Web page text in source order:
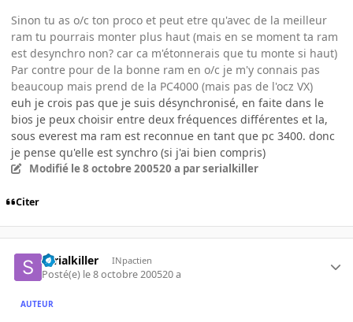
Sinon tu as o/c ton proco et peut etre qu'avec de la meilleur
ram tu pourrais monter plus haut (mais en se moment ta ram
est desynchro non? car ca m'étonnerais que tu monte si haut)
Par contre pour de la bonne ram en o/c je m'y connais pas
beaucoup mais prend de la PC4000 (mais pas de l'ocz VX)
euh je crois pas que je suis désynchronisé, en faite dans le
bios je peux choisir entre deux fréquences différentes et la,
sous everest ma ram est reconnue en tant que pc 3400. donc
je pense qu'elle est synchro (si j'ai bien compris)
Modifié le 8 octobre 200520 a par serialkiller
Citer
serialkiller INpactien
Posté(e) le 8 octobre 200520 a
AUTEUR